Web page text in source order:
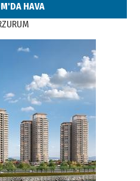
HAVA